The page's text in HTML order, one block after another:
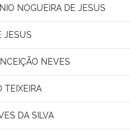
NOGUEIRA DE JESUS
JESUS
NEVES
TEIXEIRA
DA SILVA